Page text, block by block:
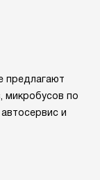
предлагают
микробусов по
и